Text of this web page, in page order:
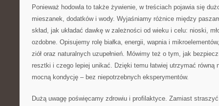
Ponieważ hodowla to także żywienie, w treściach pojawia się
mieszanek, dodatków i wody. Wyjaśniamy różnice między
skład, jak układać dawkę w zależności od wieku i celu: nioski,
ozdobne. Opisujemy rolę białka, energii, wapnia i
ziół oraz naturalnych uzupełnień. Mówimy też o tym, jak
resztki i czego lepiej unikać. Dzięki temu łatwiej utrzymać równą
mocną kondycję – bez niepotrzebnych eksperymentów.
Dużą uwagę poświęcamy zdrowiu i profilaktyce. Zamiast